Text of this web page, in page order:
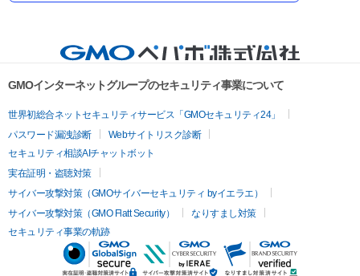
GMOインターネットグループのセキュリティ事業について
世界初総合ネットセキュリティサービス「GMOセキュリティ24」
パスワード漏洩診断
Webサイトリスク診断
セキュリティ相談AIチャットボット
実在証明・盗聴対策
サイバー攻撃対策（GMOサイバーセキュリティ byイエラエ）
サイバー攻撃対策（GMO Flatt Security）
なりすまし対策
セキュリティ事業の軌跡